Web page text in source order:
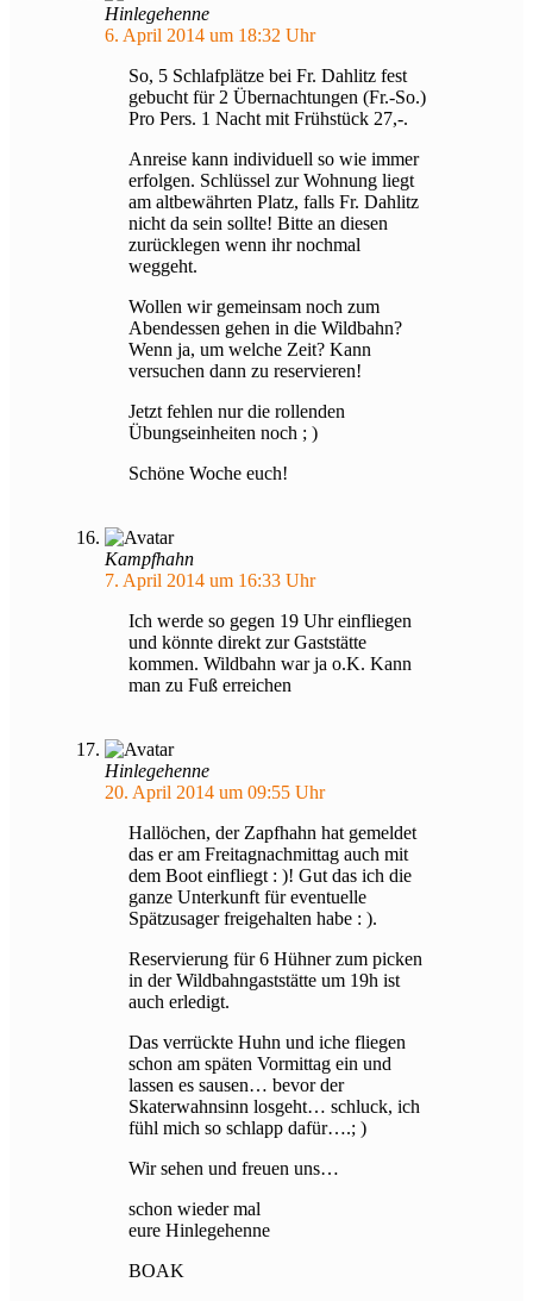
Hinlegehenne
6. April 2014 um 18:32 Uhr
So, 5 Schlafplätze bei Fr. Dahlitz fest
gebucht für 2 Übernachtungen (Fr.-So.)
Pro Pers. 1 Nacht mit Frühstück 27,-.
Anreise kann individuell so wie immer
erfolgen. Schlüssel zur Wohnung liegt
am altbewährten Platz, falls Fr. Dahlitz
nicht da sein sollte! Bitte an diesen
zurücklegen wenn ihr nochmal
weggeht.
Wollen wir gemeinsam noch zum
Abendessen gehen in die Wildbahn?
Wenn ja, um welche Zeit? Kann
versuchen dann zu reservieren!
Jetzt fehlen nur die rollenden
Übungseinheiten noch ; )
Schöne Woche euch!
Kampfhahn
7. April 2014 um 16:33 Uhr
Ich werde so gegen 19 Uhr einfliegen
und könnte direkt zur Gaststätte
kommen. Wildbahn war ja o.K. Kann
man zu Fuß erreichen
Hinlegehenne
20. April 2014 um 09:55 Uhr
Hallöchen, der Zapfhahn hat gemeldet
das er am Freitagnachmittag auch mit
dem Boot einfliegt : )! Gut das ich die
ganze Unterkunft für eventuelle
Spätzusager freigehalten habe : ).
Reservierung für 6 Hühner zum picken
in der Wildbahngaststätte um 19h ist
auch erledigt.
Das verrückte Huhn und iche fliegen
schon am späten Vormittag ein und
lassen es sausen… bevor der
Skaterwahnsinn losgeht… schluck, ich
fühl mich so schlapp dafür….; )
Wir sehen und freuen uns…
schon wieder mal
eure Hinlegehenne
BOAK